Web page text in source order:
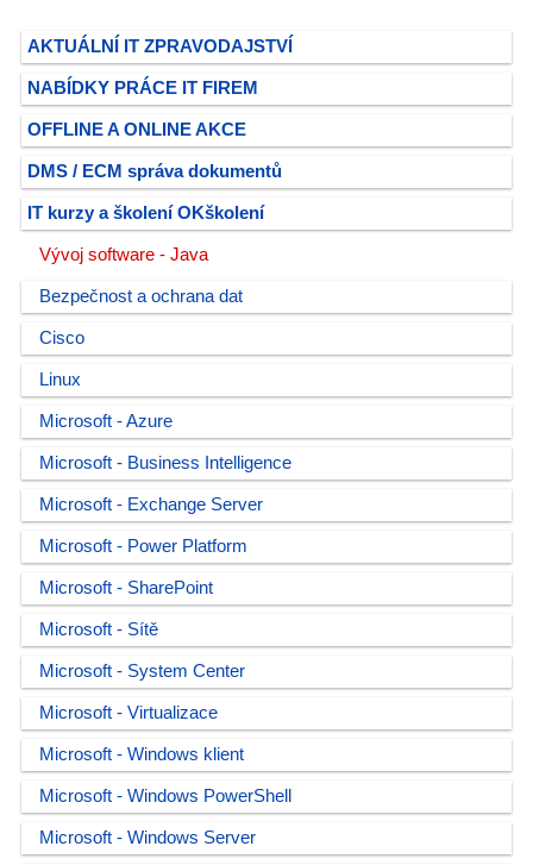
AKTUÁLNÍ IT ZPRAVODAJSTVÍ
NABÍDKY PRÁCE IT FIREM
OFFLINE A ONLINE AKCE
DMS / ECM správa dokumentů
IT kurzy a školení OKškolení
Vývoj software - Java
Bezpečnost a ochrana dat
Cisco
Linux
Microsoft - Azure
Microsoft - Business Intelligence
Microsoft - Exchange Server
Microsoft - Power Platform
Microsoft - SharePoint
Microsoft - Sítě
Microsoft - System Center
Microsoft - Virtualizace
Microsoft - Windows klient
Microsoft - Windows PowerShell
Microsoft - Windows Server